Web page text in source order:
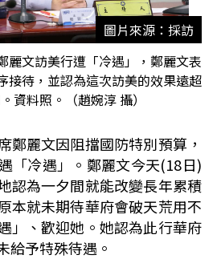
圖片來源：採訪
麗文訪美行遭「冷遇」，鄭麗文表
接待，並認為這次訪美的效果遠超
資料照。（趙婉淳 攝）
鄭麗文因阻擋國防特別預算，
「冷遇」。鄭麗文今天(18日)
認為一夕間就能改變長年累積
本就未期待華府會破天荒用不
」、歡迎她。她認為此行華府
給予特殊待遇。